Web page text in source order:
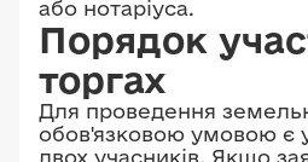
або нотаріуса.
Порядок
торгах
Для проведення
обов'язковою умовою є
двох учасників. Якщо